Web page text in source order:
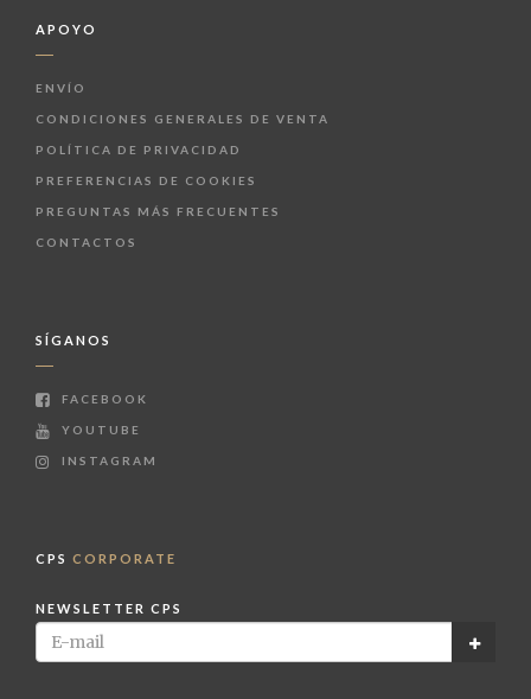
APOYO
ENVÍO
CONDICIONES GENERALES DE VENTA
POLÍTICA DE PRIVACIDAD
PREFERENCIAS DE COOKIES
PREGUNTAS MÁS FRECUENTES
CONTACTOS
SÍGANOS
FACEBOOK
YOUTUBE
INSTAGRAM
CPS CORPORATE
NEWSLETTER CPS